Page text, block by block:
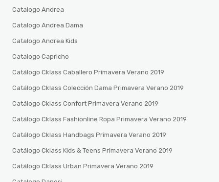
Catalogo Andrea
Catalogo Andrea Dama
Catalogo Andrea Kids
Catalogo Capricho
Catálogo Cklass Caballero Primavera Verano 2019
Catálogo Cklass Colección Dama Primavera Verano 2019
Catálogo Cklass Confort Primavera Verano 2019
Catálogo Cklass Fashionline Ropa Primavera Verano 2019
Catálogo Cklass Handbags Primavera Verano 2019
Catálogo Cklass Kids & Teens Primavera Verano 2019
Catálogo Cklass Urban Primavera Verano 2019